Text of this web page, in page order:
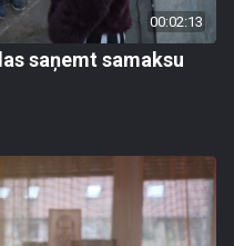
00:02:13
saņemt samaksu